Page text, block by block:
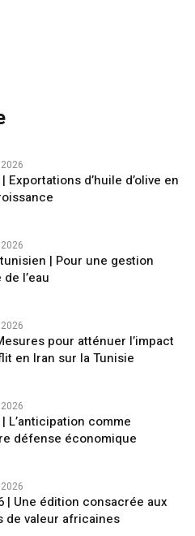
Exportations d’huile d’olive en
| Pour une gestion
l’eau
pour atténuer l’impact
en Iran sur la Tunisie
L’anticipation comme
défense économique
| Une édition consacrée aux
de valeur africaines